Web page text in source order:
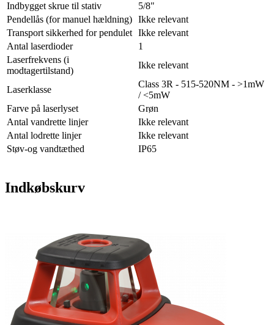
Indbygget skrue til stativ
5/8"
Pendellås (for manuel hældning) Ikke relevant
Transport sikkerhed for pendulet Ikke relevant
Antal laserdioder
1
Laserfrekvens (i
modtagertilstand)
Ikke relevant
Laserklasse
Class 3R - 515-520NM - >1mW
/ <5mW
Farve på laserlyset
Grøn
Antal vandrette linjer
Ikke relevant
Antal lodrette linjer
Ikke relevant
Støv-og vandtæthed
IP65
Indkøbskurv